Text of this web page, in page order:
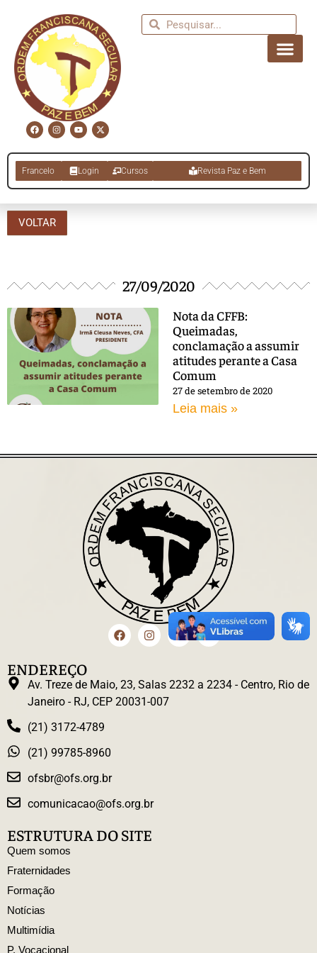
Francelo Login Cursos Revista Paz e Bem
VOLTAR
27/09/2020
Nota da CFFB:
Queimadas,
conclamação a assumir
atitudes perante a Casa
Comum
27 de setembro de 2020
Leia mais »
ENDEREÇO
Av. Treze de Maio, 23, Salas 2232 a 2234 - Centro, Rio de
Janeiro - RJ, CEP 20031-007
(21) 3172-4789
(21) 99785-8960
ofsbr@ofs.org.br
comunicacao@ofs.org.br
ESTRUTURA DO SITE
Quem somos
Fraternidades
Formação
Notícias
Multimídia
P. Vocacional